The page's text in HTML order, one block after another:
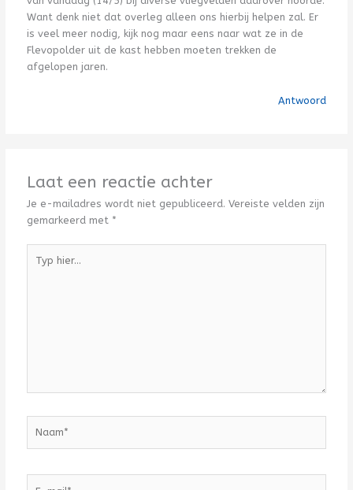
Want denk niet dat overleg alleen ons hierbij helpen zal. Er
is veel meer nodig, kijk nog maar eens naar wat ze in de
Flevopolder uit de kast hebben moeten trekken de
afgelopen jaren.
Antwoord
Laat een reactie achter
Je e-mailadres wordt niet gepubliceerd. Vereiste velden zijn
gemarkeerd met *
hier...